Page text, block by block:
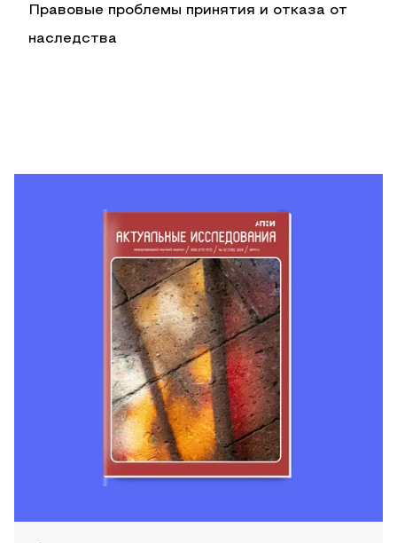
Правовые проблемы принятия и отказа от
наследства